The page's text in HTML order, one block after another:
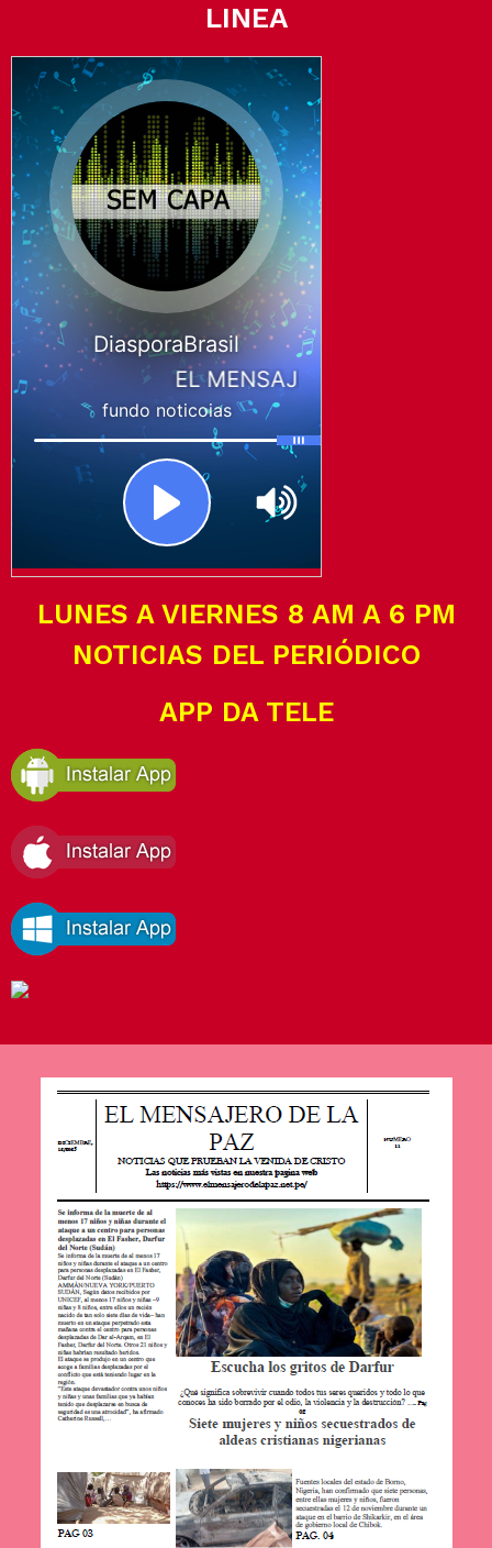
LINEA
LUNES A VIERNES 8 AM A 6 PM
NOTICIAS DEL PERIÓDICO
APP DA TELE